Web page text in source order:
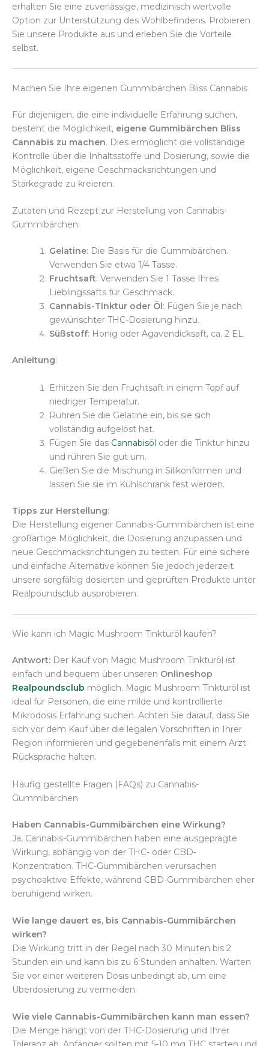
erhalten Sie eine zuverlässige, medizinisch wertvolle
Option zur Unterstützung des Wohlbefindens. Probieren
Sie unsere Produkte aus und erleben Sie die Vorteile
selbst.
Machen Sie Ihre eigenen Gummibärchen Bliss Cannabis
Für diejenigen, die eine individuelle Erfahrung suchen,
besteht die Möglichkeit, eigene Gummibärchen Bliss
Cannabis zu machen. Dies ermöglicht die vollständige
Kontrolle über die Inhaltsstoffe und Dosierung, sowie die
Möglichkeit, eigene Geschmacksrichtungen und
Stärkegrade zu kreieren.
Zutaten und Rezept zur Herstellung von Cannabis-
Gummibärchen:
Gelatine: Die Basis für die Gummibärchen.
Verwenden Sie etwa 1/4 Tasse.
Fruchtsaft: Verwenden Sie 1 Tasse Ihres
Lieblingssafts für Geschmack.
Cannabis-Tinktur oder Öl : Fügen Sie je nach
gewünschter THC-Dosierung hinzu.
Süßstoff: Honig oder Agavendicksaft, ca. 2 EL.
Anleitung:
Erhitzen Sie den Fruchtsaft in einem Topf auf
niedriger Temperatur.
Rühren Sie die Gelatine ein, bis sie sich
vollständig aufgelöst hat.
Fügen Sie das Cannabisöl oder die Tinktur hinzu
und rühren Sie gut um.
Gießen Sie die Mischung in Silikonformen und
lassen Sie sie im Kühlschrank fest werden.
Tipps zur Herstellung:
Die Herstellung eigener Cannabis-Gummibärchen ist eine
großartige Möglichkeit, die Dosierung anzupassen und
neue Geschmacksrichtungen zu testen. Für eine sichere
und einfache Alternative können Sie jedoch jederzeit
unsere sorgfältig dosierten und geprüften Produkte unter
Realpoundsclub ausprobieren.
Wie kann ich Magic Mushroom Tinkturöl kaufen?
Antwort: Der Kauf von Magic Mushroom Tinkturöl ist
einfach und bequem über unseren Onlineshop
Realpoundsclub möglich. Magic Mushroom Tinkturöl ist
ideal für Personen, die eine milde und kontrollierte
Mikrodosis Erfahrung suchen. Achten Sie darauf, dass Sie
sich vor dem Kauf über die legalen Vorschriften in Ihrer
Region informieren und gegebenenfalls mit einem Arzt
Rücksprache halten.
Häufig gestellte Fragen (FAQs) zu Cannabis-
Gummibärchen
Haben Cannabis-Gummibärchen eine Wirkung?
Ja, Cannabis-Gummibärchen haben eine ausgeprägte
Wirkung, abhängig von der THC- oder CBD-
Konzentration. THC-Gummibärchen verursachen
psychoaktive Effekte, während CBD-Gummibärchen eher
beruhigend wirken.
Wie lange dauert es, bis Cannabis-Gummibärchen
wirken?
Die Wirkung tritt in der Regel nach 30 Minuten bis 2
Stunden ein und kann bis zu 6 Stunden anhalten. Warten
Sie vor einer weiteren Dosis unbedingt ab, um eine
Überdosierung zu vermeiden.
Wie viele Cannabis-Gummibärchen kann man essen?
Die Menge hängt von der THC-Dosierung und Ihrer